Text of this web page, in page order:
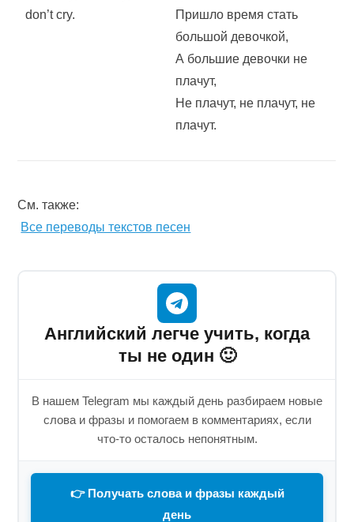
don’t cry.
Пришло время стать
большой девочкой,
А большие девочки не
плачут,
Не плачут, не плачут, не
плачут.
См. также:
Все переводы текстов песен
Английский легче учить, когда
ты не один 🙂
В нашем Telegram мы каждый день разбираем новые
слова и фразы и помогаем в комментариях, если
что-то осталось непонятным.
👉 Получать слова и фразы каждый
день